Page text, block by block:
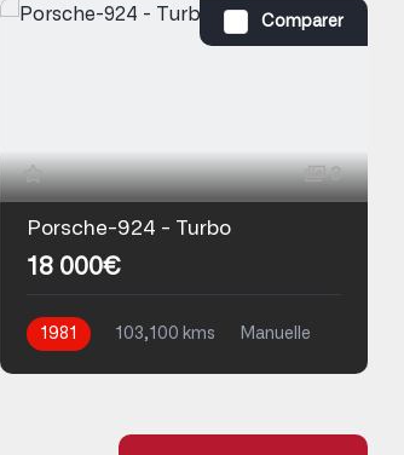
Comparer
3
Porsche-924 - Turbo
18 000€
1981 103,100 kms
Manuelle